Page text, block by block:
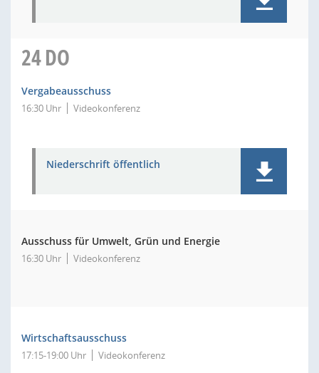
24DO
Vergabeausschuss
16:30 Uhr Videokonferenz
Niederschrift öffentlich
Ausschuss für Umwelt, Grün und Energie
16:30 Uhr Videokonferenz
Wirtschaftsausschuss
17:15-19:00 Uhr Videokonferenz